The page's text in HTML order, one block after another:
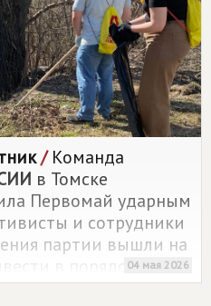
/Команда
в Томске
Первомай ударным
и сотрудники
партии вышли на
в порядок
Воскресенский на
04 мая 2026